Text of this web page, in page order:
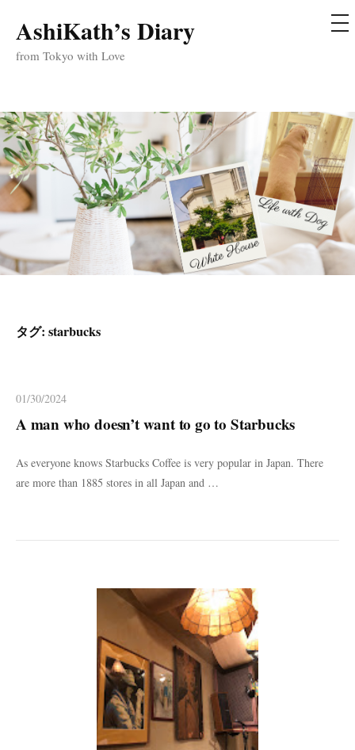
コ
ツ
へ
ス
キ
ッ
プ
AshiKath’s Diary
from Tokyo with Love
メ
ニ
タグ: starbucks
01/30/2024
A man who doesn’t want to go to Starbucks
As everyone knows Starbucks Coffee is very popular in Japan. There
are more than 1885 stores in all Japan and …